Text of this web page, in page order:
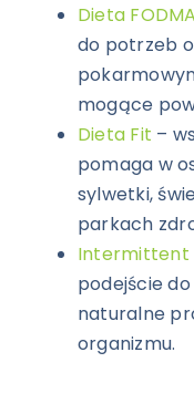
Dieta
do potrzeb
mogące
Dieta Fit –
pomaga w
sylwetki,
parkach
Intermittent
podejście
naturalne
organizmu.